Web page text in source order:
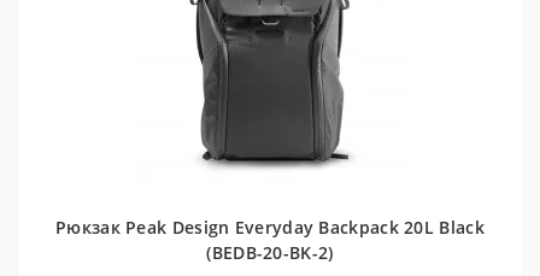
Рюкзак Peak Design Everyday Backpack 20L Black
(BEDB-20-BK-2)